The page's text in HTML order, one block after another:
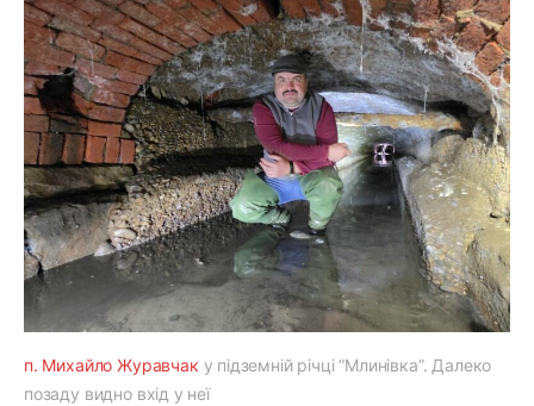
п. Михайло Журавчак у підземній річці “Млинівка”. Далеко
позаду видно вхід у неї